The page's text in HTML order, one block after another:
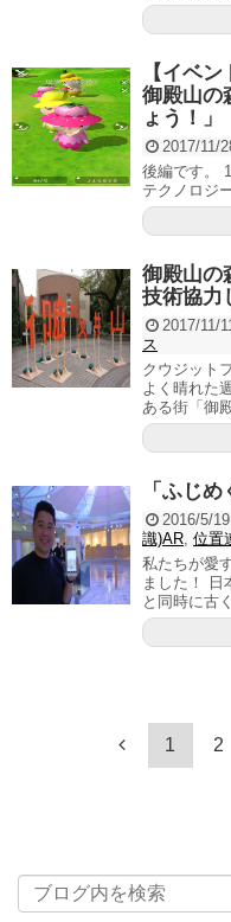
【イベ
御殿山の
ょう！」
2017/11/
後編です。
テクノロジ
御殿山の
技術協力
2017/11/
ス
クウジット
よく晴れた
ある街「御
「ふじ
2016/5/19
識)AR, 位置
私たちが愛
ました！ 日
と同時に古
1 2